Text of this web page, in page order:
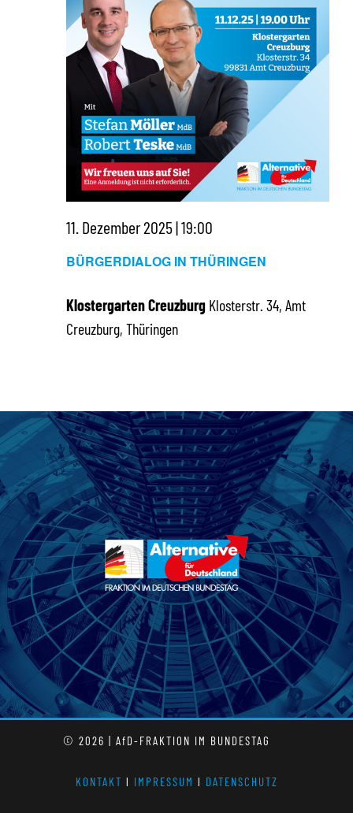
BÜRGERDIALOG IN THÜRINGEN
11. Dezember 2025 | 19:00
Klostergarten Creuzburg Klosterstr. 34, Amt
Creuzburg, Thüringen
© 2026 | AfD-FRAKTION IM BUNDESTAG
KONTAKT l IMPRESSUM l DATENSCHUTZ